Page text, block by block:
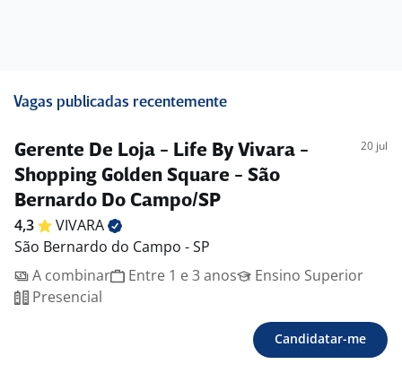
Vagas publicadas recentemente
Gerente De Loja - Life By Vivara -
Shopping Golden Square - São
Bernardo Do Campo/SP
20 jul
4,3
VIVARA
São Bernardo do Campo - SP
A combinar
Entre 1 e 3 anos
Ensino Superior
Presencial
Candidatar-me